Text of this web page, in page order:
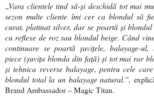
„Vara clientele tind să-și deschidă tot mai
sezon multe cliente îmi cer ca blondul să
curat, platinat silver, dar se poartă și blondul
cu reflexe de roz sau blondul beige. Când
continuare se poartă șuvițele, balayage-
piece (șuvița blonda din față) și tot mai rar
și tehnica reverse balayage, pentru cele
blondul total la un balayage natural.”,
Brand Ambassador – Magic Titan.